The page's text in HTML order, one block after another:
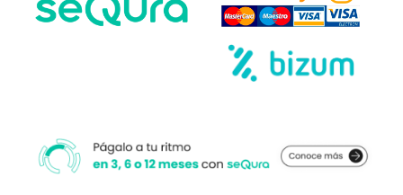
cantidad